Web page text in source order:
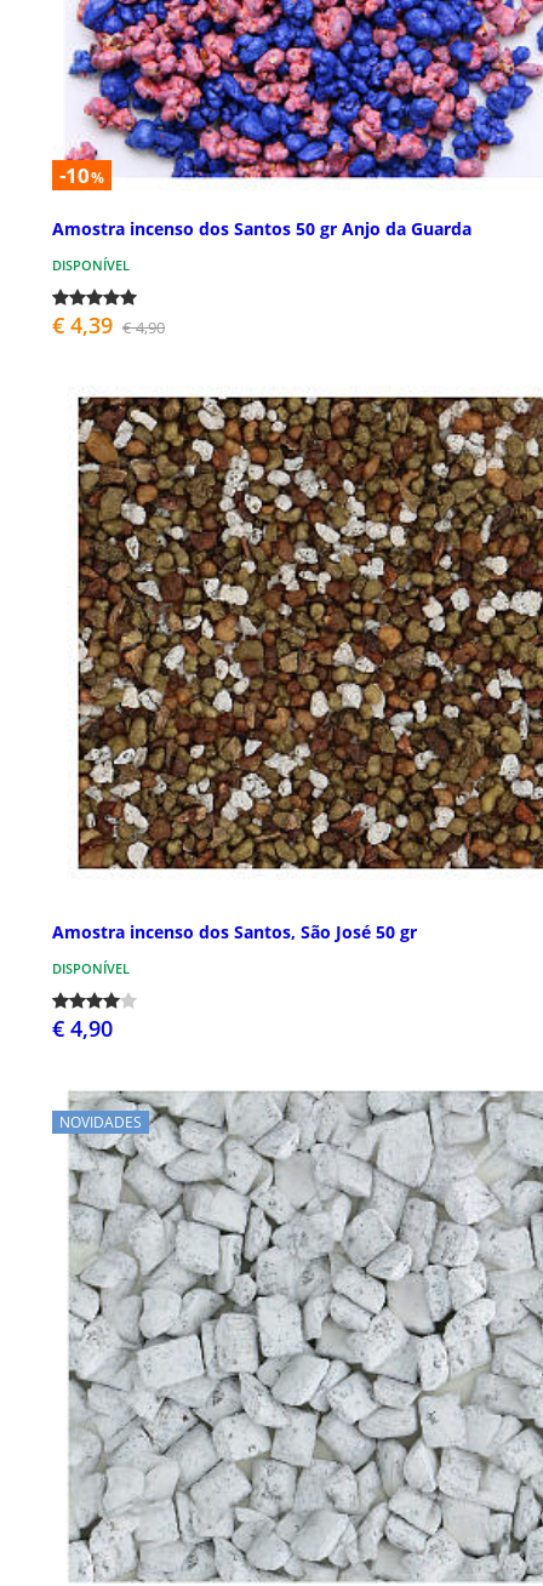
-10%
Amostra incenso dos Santos 50 gr Anjo da Guarda
DISPONÍVEL
€ 4,39 € 4,90
Amostra incenso dos Santos, São José 50 gr
DISPONÍVEL
€ 4,90
NOVIDADES